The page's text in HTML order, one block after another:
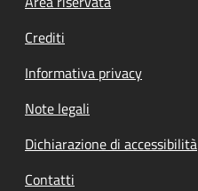
Crediti
Informativa privacy
Note legali
Dichiarazione di accessibilità
Contatti